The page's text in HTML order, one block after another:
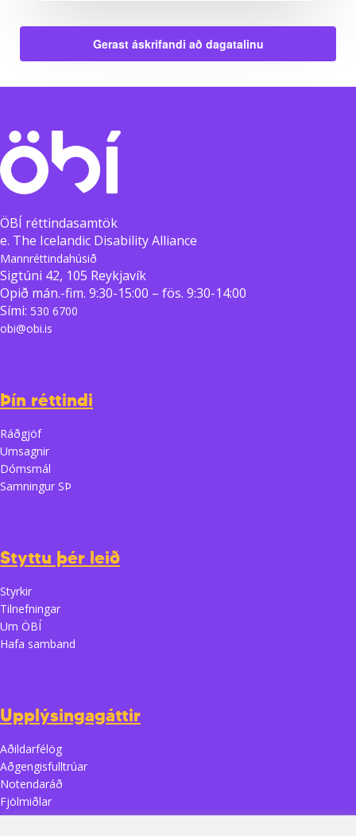
Gerast áskrifandi að dagatalinu
ÖBÍ réttindasamtök
e. The Icelandic Disability Alliance
Mannréttindahúsið
Sigtúni 42, 105 Reykjavík
Opið mán.-fim. 9:30-15:00 – fös. 9:30-14:00
Sími: 530 6700
obi@obi.is
Þín réttindi
Ráðgjöf
Umsagnir
Dómsmál
Samningur SÞ
Styttu þér leið
Styrkir
Tilnefningar
Um ÖBÍ
Hafa samband
Upplýsingagáttir
Aðildarfélög
Aðgengisfulltrúar
Notendaráð
Fjölmiðlar